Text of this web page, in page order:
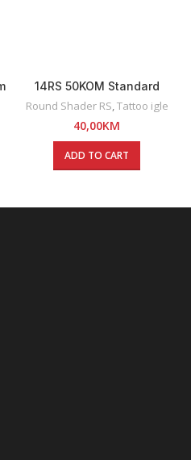
14RS 50KOM Standard
Premium Round Shader
Tattoo Igle
Round Shader RS Tattoo igle
40,00KM
ADD TO CART